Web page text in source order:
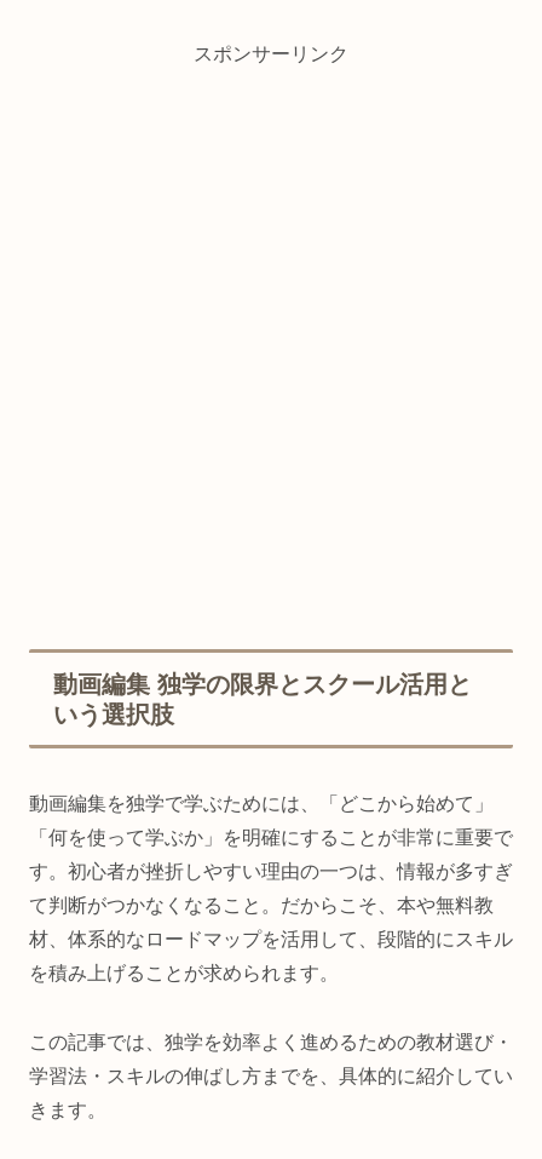
スポンサーリンク
動画編集 独学の限界とスクール活用と
いう選択肢
動画編集を独学で学ぶためには、「どこから始めて」
「何を使って学ぶか」を明確にすることが非常に重要で
す。初心者が挫折しやすい理由の一つは、情報が多すぎ
て判断がつかなくなること。だからこそ、本や無料教
材、体系的なロードマップを活用して、段階的にスキル
を積み上げることが求められます。
この記事では、独学を効率よく進めるための教材選び・
学習法・スキルの伸ばし方までを、具体的に紹介してい
きます。